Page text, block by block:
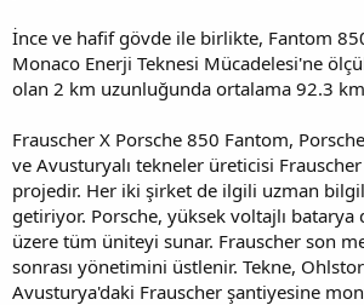
İnce ve hafif gövde ile birlikte, Fantom
Monaco Enerji Teknesi Mücadelesi'ne
olan 2 km uzunluğunda ortalama 92.3
Frauscher X Porsche 850 Fantom,
ve Avusturyalı tekneler üreticisi
projedir. Her iki şirket de ilgili uzman
getiriyor. Porsche, yüksek voltajlı batarya
üzere tüm üniteyi sunar. Frauscher son
sonrası yönetimini üstlenir. Tekne,
Avusturya'daki Frauscher şantiyesine